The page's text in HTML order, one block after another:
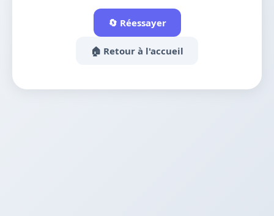
🔄 Réessayer
🏠 Retour à l'accueil